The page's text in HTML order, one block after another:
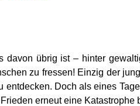
davon übrig ist – hinter
zu fressen! Einzig der
Doch als eines
erneut eine Katastrophe